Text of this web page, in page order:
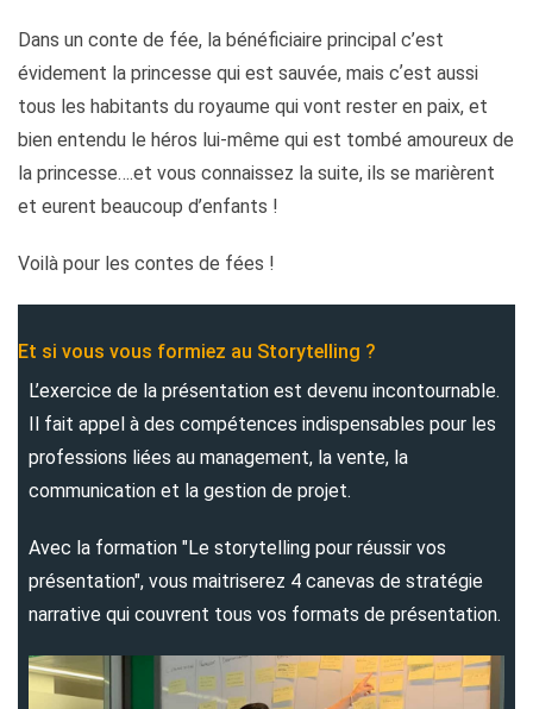
Dans un conte de fée, la bénéficiaire principal c’est
évidement la princesse qui est sauvée, mais cʼest aussi
tous les habitants du royaume qui vont rester en paix, et
bien entendu le héros lui-même qui est tombé amoureux de
la princesse….et vous connaissez la suite, ils se marièrent
et eurent beaucoup d’enfants !
Voilà pour les contes de fées !
Et si vous vous formiez au Storytelling ?
L’exercice de la présentation est devenu incontournable.
Il fait appel à des compétences indispensables pour les
professions liées au management, la vente, la
communication et la gestion de projet.
Avec la formation "Le storytelling pour réussir vos
présentation", vous maitriserez 4 canevas de stratégie
narrative qui couvrent tous vos formats de présentation.